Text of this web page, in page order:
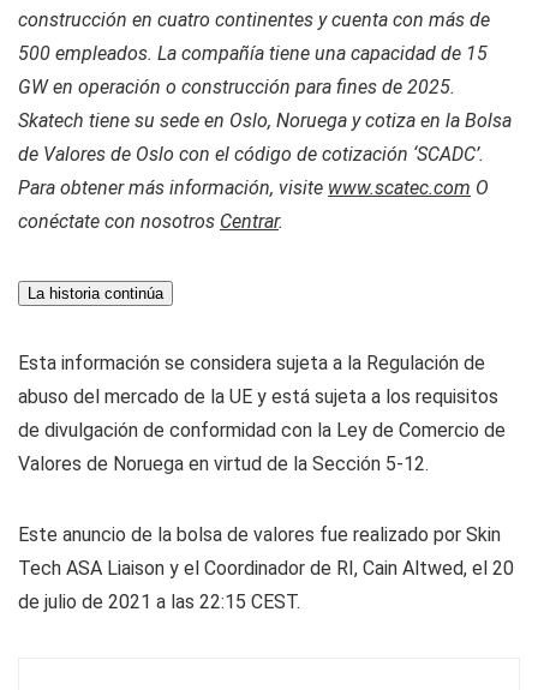
construcción en cuatro continentes y cuenta con más de
500 empleados. La compañía tiene una capacidad de 15
GW en operación o construcción para fines de 2025.
Skatech tiene su sede en Oslo, Noruega y cotiza en la Bolsa
de Valores de Oslo con el código de cotización ‘SCADC’.
Para obtener más información, visite www.scatec.com O
conéctate con nosotros Centrar.
La historia continúa
Esta información se considera sujeta a la Regulación de
abuso del mercado de la UE y está sujeta a los requisitos
de divulgación de conformidad con la Ley de Comercio de
Valores de Noruega en virtud de la Sección 5-12.
Este anuncio de la bolsa de valores fue realizado por Skin
Tech ASA Liaison y el Coordinador de RI, Cain Altwed, el 20
de julio de 2021 a las 22:15 CEST.